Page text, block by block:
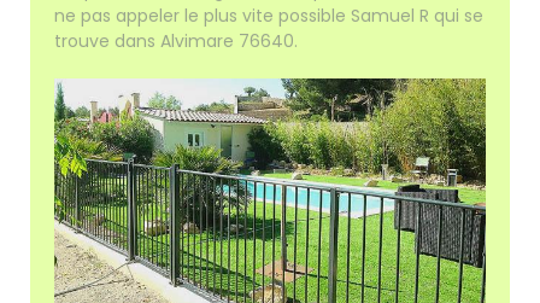
ne pas appeler le plus vite possible Samuel R qui se
trouve dans Alvimare 76640.